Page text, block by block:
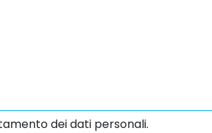
dei dati personali.